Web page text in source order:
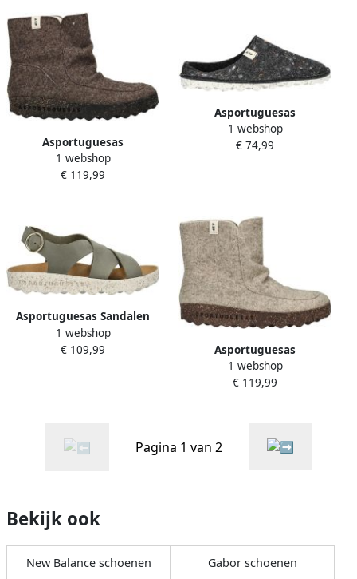
Asportuguesas
Enkellaarzen
1 webshop
€ 119,99
Asportuguesas
Enkellaarzen Pantoffels
1 webshop
€ 74,99
Asportuguesas Sandalen
met sleehak Sandalen
1 webshop
€ 109,99
Asportuguesas
Enkellaarzen
1 webshop
€ 119,99
Pagina 1 van 2
Bekijk ook
New Balance schoenen Gabor schoenen